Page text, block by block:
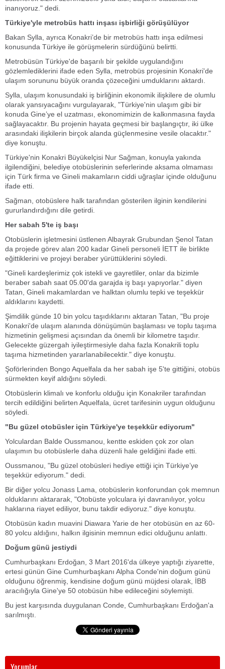
inanıyoruz." dedi.
Türkiye'yle metrobüs hattı inşası işbirliği görüşülüyor
Bakan Sylla, ayrıca Konakri’de bir metrobüs hattı inşa edilmesi
konusunda Türkiye ile görüşmelerin sürdüğünü belirtti.
Metrobüsün Türkiye'de başarılı bir şekilde uygulandığını
gözlemlediklerini ifade eden Sylla, metrobüs projesinin Konakri'de
ulaşım sorununu büyük oranda çözeceğini umduklarını aktardı.
Sylla, ulaşım konusundaki iş birliğinin ekonomik ilişkilere de olumlu
olarak yansıyacağını vurgulayarak, "Türkiye'nin ulaşım gibi bir
konuda Gine’ye el uzatması, ekonomimizin de kalkınmasına fayda
sağlayacaktır. Bu projenin hayata geçmesi bir başlangıçtır, iki ülke
arasındaki ilişkilerin birçok alanda güçlenmesine vesile olacaktır."
diye konuştu.
Türkiye'nin Konakri Büyükelçisi Nur Sağman, konuyla yakında
ilgilendiğini, belediye otobüslerinin seferlerinde aksama olmaması
için Türk firma ve Gineli makamların ciddi uğraşlar içinde olduğunu
ifade etti.
Sağman, otobüslere halk tarafından gösterilen ilginin kendilerini
gururlandırdığını dile getirdi.
Her sabah 5'te iş başı
Otobüslerin işletmesini üstlenen Albayrak Grubundan Şenol Tatan
da projede görev alan 200 kadar Gineli personeli İETT ile birlikte
eğittiklerini ve projeyi beraber yürüttüklerini söyledi.
"Gineli kardeşlerimiz çok istekli ve gayretliler, onlar da bizimle
beraber sabah saat 05.00'da garajda iş başı yapıyorlar." diyen
Tatan, Gineli makamlardan ve halktan olumlu tepki ve teşekkür
aldıklarını kaydetti.
Şimdilik günde 10 bin yolcu taşıdıklarını aktaran Tatan, "Bu proje
Konakri'de ulaşım alanında dönüşümün başlaması ve toplu taşıma
hizmetinin gelişmesi açısından da önemli bir kilometre taşıdır.
Gelecekte güzergah iyileştirmesiyle daha fazla Konakrili toplu
taşıma hizmetinden yararlanabilecektir." diye konuştu.
Şoförlerinden Bongo Aquelfala da her sabah işe 5'te gittiğini, otobüs
sürmekten keyif aldığını söyledi.
Otobüslerin klimalı ve konforlu olduğu için Konakriler tarafından
tercih edildiğini belirten Aquelfala, ücret tarifesinin uygun olduğunu
söyledi.
"Bu güzel otobüsler için Türkiye'ye teşekkür ediyorum"
Yolculardan Balde Oussmanou, kentte eskiden çok zor olan
ulaşımın bu otobüslerle daha düzenli hale geldiğini ifade etti.
Oussmanou, "Bu güzel otobüsleri hediye ettiği için Türkiye’ye
teşekkür ediyorum." dedi.
Bir diğer yolcu Jonass Lama, otobüslerin konforundan çok memnun
olduklarını aktararak, "Otobüste yolculara iyi davranılıyor, yolcu
haklarına riayet ediliyor, bunu takdir ediyoruz." diye konuştu.
Otobüsün kadın muavini Diawara Yarie de her otobüsün en az 60-
80 yolcu aldığını, halkın ilgisinin memnun edici olduğunu anlattı.
Doğum günü jestiydi
Cumhurbaşkanı Erdoğan, 3 Mart 2016'da ülkeye yaptığı ziyarette,
ertesi günün Gine Cumhurbaşkanı Alpha Conde'nin doğum günü
olduğunu öğrenmiş, kendisine doğum günü müjdesi olarak, İBB
aracılığıyla Gine'ye 50 otobüsün hibe edileceğini söylemişti.
Bu jest karşısında duygulanan Conde, Cumhurbaşkanı Erdoğan'a
sarılmıştı.
Yorumlar